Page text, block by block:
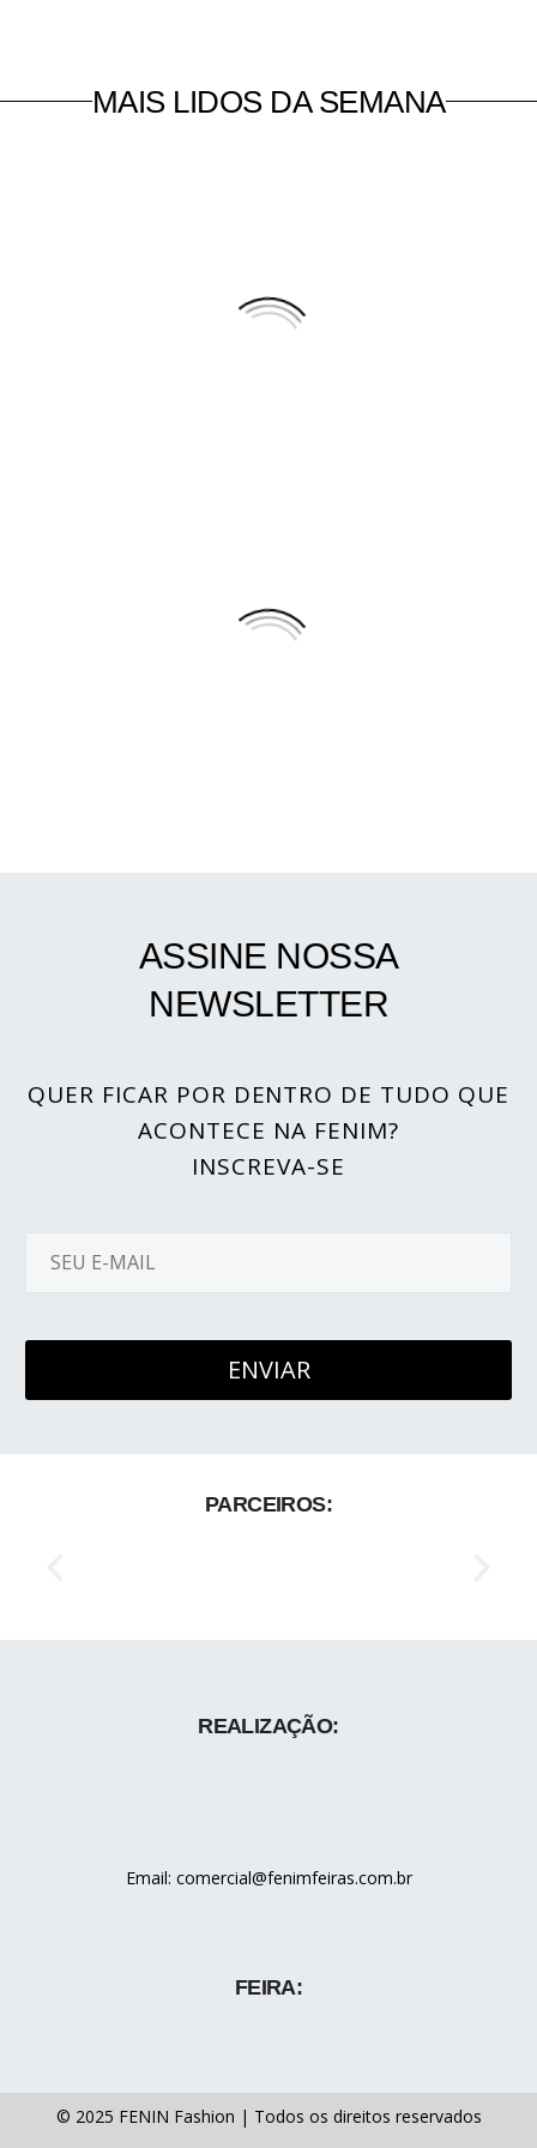
MAIS LIDOS DA SEMANA
ASSINE NOSSA
NEWSLETTER
QUER FICAR POR DENTRO DE TUDO QUE
ACONTECE NA FENIM?
INSCREVA-SE
PARCEIROS:
REALIZAÇÃO:
Email: comercial@fenimfeiras.com.br
FEIRA:
© 2025 FENIN Fashion | Todos os direitos reservados